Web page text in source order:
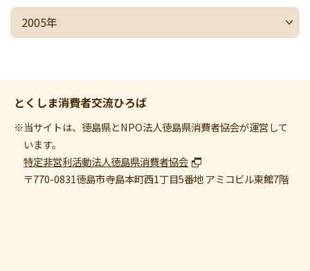
2005年
とくしま消費者交流ひろば
※当サイトは、徳島県とNPO法人徳島県消費者協会が運営して
います。
特定非営利活動法人徳島県消費者協会
〒770-0831徳島市寺島本町西1丁目5番地 アミコビル東館7階